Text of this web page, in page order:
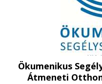
Ökumenikus
Átmeneti